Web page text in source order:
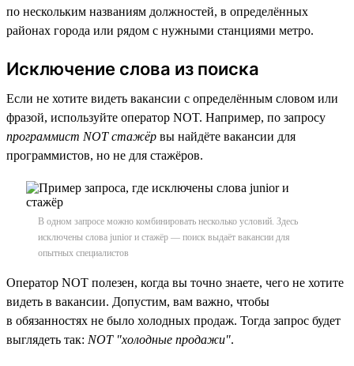
по нескольким названиям должностей, в определённых
районах города или рядом с нужными станциями метро.
Исключение слова из поиска
Если не хотите видеть вакансии с определённым словом или
фразой, используйте оператор NOT. Например, по запросу
программист NOT стажёр вы найдёте вакансии для
программистов, но не для стажёров.
В одном запросе можно комбинировать несколько условий. Здесь
исключены слова junior и стажёр — поиск выдаёт вакансии для
опытных специалистов
Оператор NOT полезен, когда вы точно знаете, чего не хотите
видеть в вакансии. Допустим, вам важно, чтобы
в обязанностях не было холодных продаж. Тогда запрос будет
выглядеть так: NOT "холодные продажи".